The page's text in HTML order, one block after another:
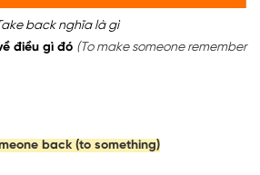
back nghĩa là gì
điều gì đó (To make someone remember
back (to something)